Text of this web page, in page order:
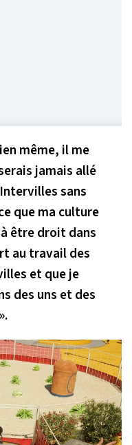
même, il me
jamais allé
sans
que ma culture
être droit dans
au travail des
et que je
des uns et des